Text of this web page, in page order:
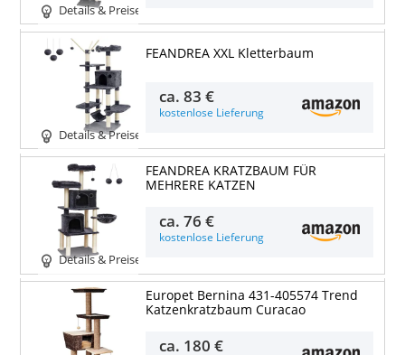
Details & Preise
Details & Preise
FEANDREA XXL Kletterbaum
ca.83 €
kostenlose Lieferung
Details & Preise
FEANDREA KRATZBAUM FÜR
MEHRERE KATZEN
ca.76 €
kostenlose Lieferung
Europet Bernina 431-405574 Trend
Katzenkratzbaum Curacao
ca. 180 €